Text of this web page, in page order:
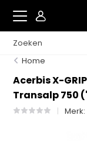
Home
Acerbis X-
Transalp 750
Merk: